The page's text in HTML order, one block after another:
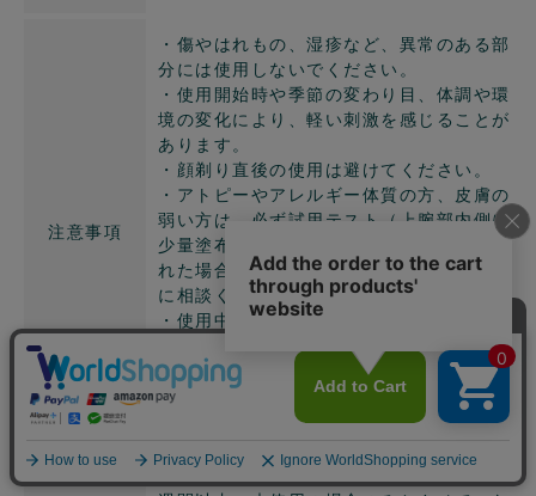
注意事項
・傷やはれもの、湿疹など、異常のある部
分には使用しないでください。
・使用開始時や季節の変わり目、体調や環
境の変化により、軽い刺激を感じることが
あります。
・顔剃り直後の使用は避けてください。
・アトピーやアレルギー体質の方、皮膚の
弱い方は、必ず試用テスト（上腕部内側に
少量塗布）を行ってください。異常が見ら
れた場合は、使用を中止し、皮膚科専門医
に相談ください。
・使用中に赤み、はれ、かゆみ、刺激など
の異常が現れた場合、使用を中止し、専門
医に相談することをおすすめします。ま
た、使用した部分に日光が直接当たり、異
常が現れた場合も同様です。